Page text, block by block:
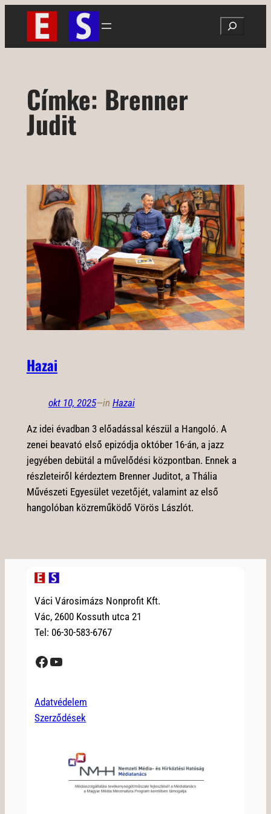
Ugrás
tartalomhoz
Search
Címke: Brenner
Judit
Hazai
okt 10, 2025—in Hazai
Az idei évadban 3 előadással készül a Hangoló. A
zenei beavató első epizódja október 16-án, a jazz
jegyében debütál a művelődési központban. Ennek a
részleteiről kérdeztem Brenner Juditot, a Thália
Művészeti Egyesület vezetőjét, valamint az első
hangolóban közreműködő Vörös Lászlót.
Váci Városimázs Nonprofit Kft.
Vác, 2600 Kossuth utca 21
Tel: 06-30-583-6767
Facebook YouTube
Adatvédelem
Szerződések